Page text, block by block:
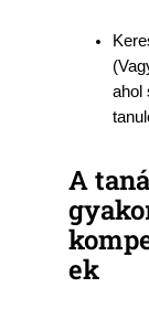
ahol
A
ek